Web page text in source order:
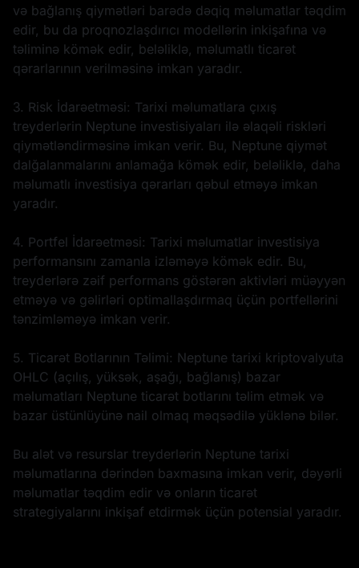
və bağlanış qiymətləri barədə dəqiq məlumatlar təqdim
edir, bu da proqnozlaşdırıcı modellərin inkişafına və
təliminə kömək edir, beləliklə, məlumatlı ticarət
qərarlarının verilməsinə imkan yaradır.
3. Risk İdarəetməsi: Tarixi məlumatlara çıxış
treyderlərin Neptune investisiyaları ilə əlaqəli riskləri
qiymətləndirməsinə imkan verir. Bu, Neptune qiymət
dalğalanmalarını anlamağa kömək edir, beləliklə, daha
məlumatlı investisiya qərarları qəbul etməyə imkan
yaradır.
4. Portfel İdarəetməsi: Tarixi məlumatlar investisiya
performansını zamanla izləməyə kömək edir. Bu,
treyderlərə zəif performans göstərən aktivləri müəyyən
etməyə və gəlirləri optimallaşdırmaq üçün portfellərini
tənzimləməyə imkan verir.
5. Ticarət Botlarının Təlimi: Neptune tarixi kriptovalyuta
OHLC (açılış, yüksək, aşağı, bağlanış) bazar
məlumatları Neptune ticarət botlarını təlim etmək və
bazar üstünlüyünə nail olmaq məqsədilə yüklənə bilər.
Bu alət və resurslar treyderlərin Neptune tarixi
məlumatlarına dərindən baxmasına imkan verir, dəyərli
məlumatlar təqdim edir və onların ticarət
strategiyalarını inkişaf etdirmək üçün potensial yaradır.